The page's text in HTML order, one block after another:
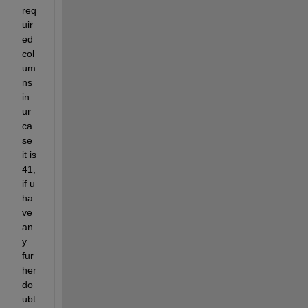
req
uir
ed
col
um
ns
in
ur
ca
se
it is
41,
if u
ha
ve
an
y
fur
her
do
ubt